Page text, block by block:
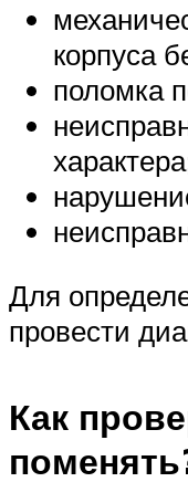
корпуса
поломка
Для
провести
Как